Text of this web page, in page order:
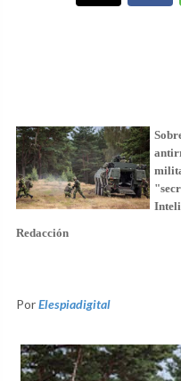
Redacción
PorElespiadigital